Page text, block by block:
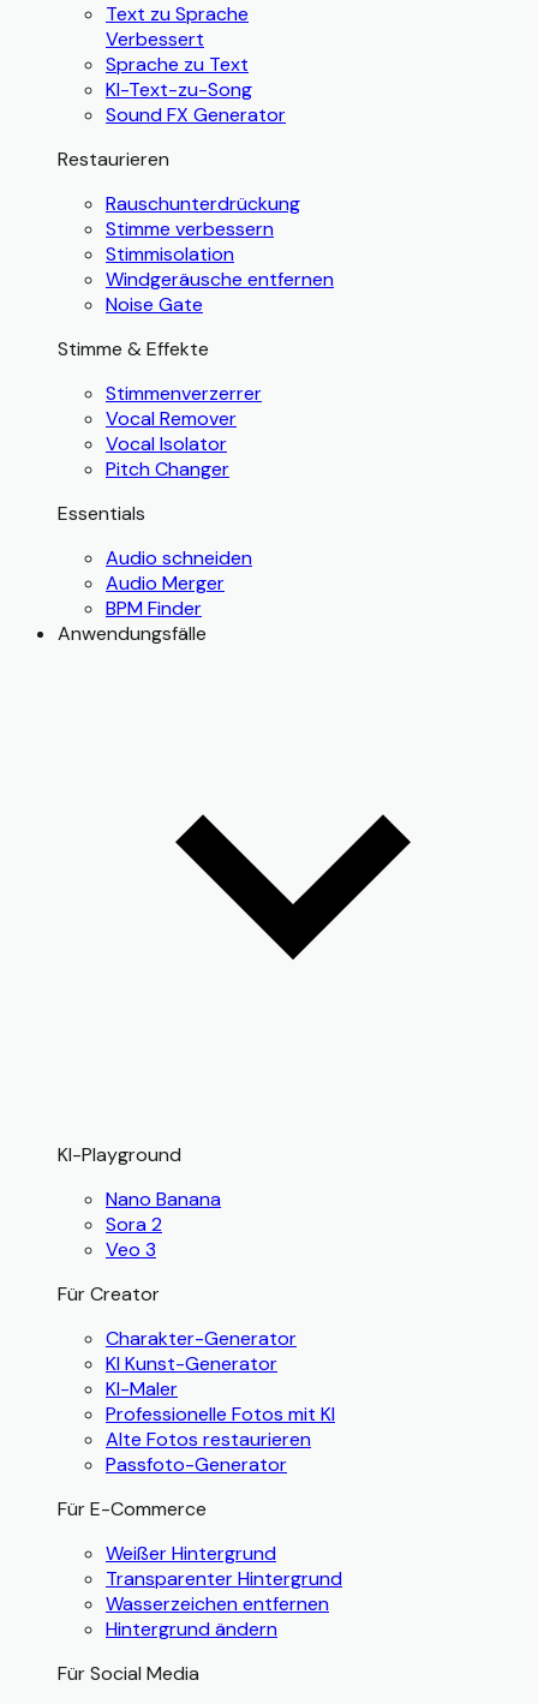
Text zu Sprache
Verbessert
Sprache zu Text
KI-Text-zu-Song
Sound FX Generator
Restaurieren
Rauschunterdrückung
Stimme verbessern
Stimmisolation
Windgeräusche entfernen
Noise Gate
Stimme & Effekte
Stimmenverzerrer
Vocal Remover
Vocal Isolator
Pitch Changer
Essentials
Audio schneiden
Audio Merger
BPM Finder
Anwendungsfälle
KI-Playground
Nano Banana
Sora 2
Veo 3
Für Creator
Charakter-Generator
KI Kunst-Generator
KI-Maler
Professionelle Fotos mit KI
Alte Fotos restaurieren
Passfoto-Generator
Für E-Commerce
Weißer Hintergrund
Transparenter Hintergrund
Wasserzeichen entfernen
Hintergrund ändern
Für Social Media